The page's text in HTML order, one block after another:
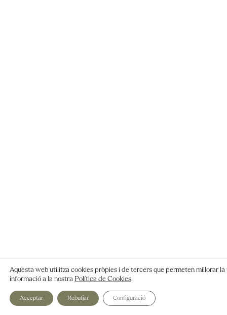
Aquesta web utilitza cookies pròpies i de tercers que permeten millorar
informació a la nostra Política de Cookies.
Acceptar Rebutjar Configuració